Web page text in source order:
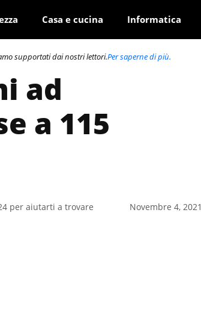
Casa e cucina Informatica
supportati dai nostri lettori.Per saperne di più.
ad
a 115
per aiutarti a trovare
Novembre 4, 2021